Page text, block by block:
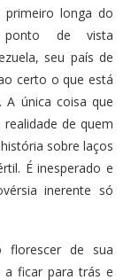
primeiro longa do
de vista
seu país de
certo o que está
A única coisa que
de quem
sobre laços
É inesperado e
inerente só
de sua
a ficar para trás e